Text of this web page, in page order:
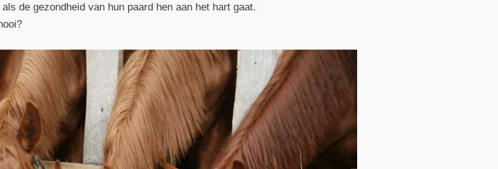
de gezondheid van hun paard hen aan het hart gaat.